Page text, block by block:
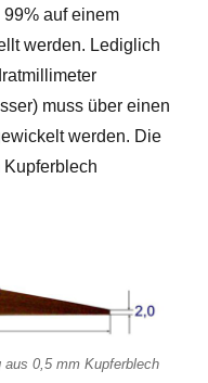
auf einem
werden. Lediglich
muss über einen
werden. Die
0,5 mm Kupferblech